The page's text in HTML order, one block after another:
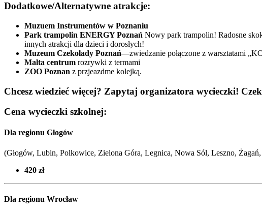
Dodatkowe/Alternatywne atrakcje:
Muzuem Instrumentów w Poznaniu
Park trampolin ENERGY Poznań Nowy park trampolin! Radosne
innych atrakcji dla dzieci i dorosłych!
Muzeum Czekolady Poznań—zwiedzanie połączone z warsztatami
Malta centrum rozrywki z termami
ZOO Poznan z przjeazdme kolejką.
Chcesz wiedzieć więcej? Zapytaj organizatora wycieczki!
Cena wycieczki szkolnej:
Dla regionu Głogów
(Głogów, Lubin, Polkowice, Zielona Góra, Legnica, Nowa Sól, Leszno,
420 zł
Dla regionu Wrocław